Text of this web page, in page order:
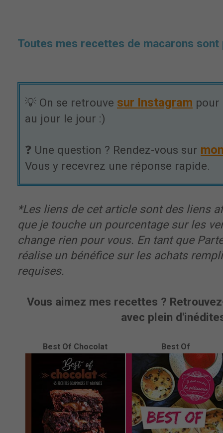
Toutes mes recettes de macarons sont
💡 On se retrouve sur Instagram pour
au jour le jour :)
❓ Une question ? Rendez-vous sur
Vous y recevrez une réponse rapide.
*Les liens de cet article sont des liens
que je touche un pourcentage sur les
change rien pour vous. En tant que
réalise un bénéfice sur les achats
requises.
Vous aimez mes recettes ?
avec plein
Best Of Chocolat Best Of